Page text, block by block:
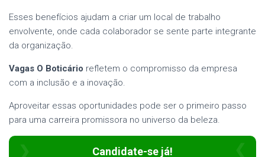
Esses benefícios ajudam a criar um local de trabalho
envolvente, onde cada colaborador se sente parte integrante
da organização.
Vagas O Boticário refletem o compromisso da empresa
com a inclusão e a inovação.
Aproveitar essas oportunidades pode ser o primeiro passo
para uma carreira promissora no universo da beleza.
Candidate-se já!